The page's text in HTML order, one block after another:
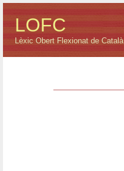
LOFC
Lèxic Obert Flexionat de Català